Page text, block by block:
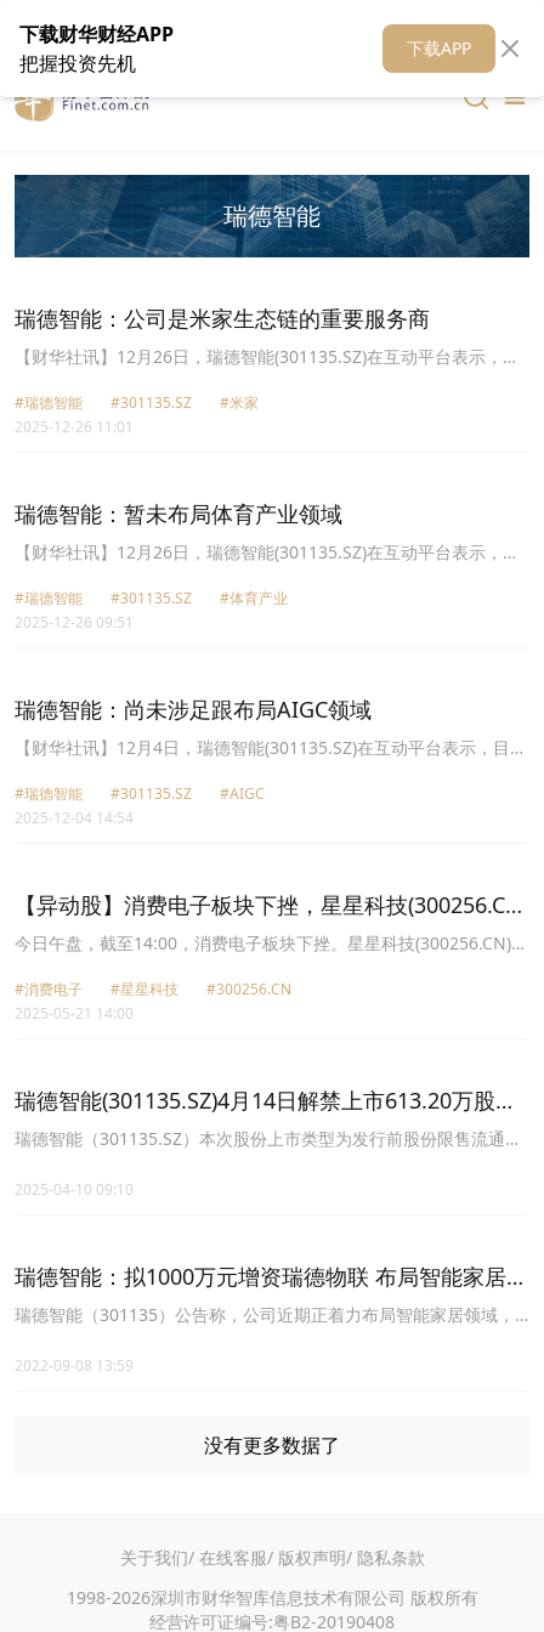
在线客服 关于我们 财华媒体矩阵 财华智库
瑞德智能
瑞德智能：公司是米家生态链的重要服务商
【财华社讯】12月26日，瑞德智能(301135.SZ)在互动平台表示，公
壁机、烤箱、炒菜机、洗碗机、空调等。
#瑞德智能 #301135.SZ
#米家
2025-12-26 11:01
瑞德智能：暂未布局体育产业领域
【财华社讯】12月26日，瑞德智能(301135.SZ)在互动平台表示，公
大做强家电控制器业务，增强和巩固电机电动、汽车电子、数智能源
等新赛道业务，同时积极拓展医疗健康、宠物科技、低空飞行、智能
#瑞德智能 #301135.SZ
#体育产业
2025-12-26 09:51
瑞德智能：尚未涉足跟布局AIGC领域
【财华社讯】12月4日，瑞德智能(301135.SZ)在互动平台表示，目前
的深度融合，未来将密切关注AI技术演进，并依据实际业务需求与发
展阶段，审慎规划合作路径，持续完善产品与服务的智能化水平。
#瑞德智能 #301135.SZ
#AIGC
2025-12-04 14:54
【异动股】消费电子板块下挫，星星科技(300256.CN)
跌8.5%
今日午盘，截至14:00，消费电子板块下挫。星星科技(300256.CN)跌
能(301135.CN)跌4.65%报28.7元，福立旺(688678.CN)跌4.35%报
20.22元，思泉新材(301489.CN)跌4.32%报77.82元，贝仕达克
#消费电子 #星星科技
#300256.CN
2025-05-21 14:00
瑞德智能(301135.SZ)4月14日解禁上市613.20万股，
占已流通A股12.40%
瑞德智能（301135.SZ）本次股份上市类型为发行前股份限售流通，
期为2025年4月14日。
2025-04-10 09:10
瑞德智能：拟1000万元增资瑞德物联 布局智能家居领
域
瑞德智能（301135）公告称，公司近期正着力布局智能家居领域，
动、医疗健康、智能家居、汽车电子、锂电储能五大赛道。基于公司
成后，瑞德智能认缴注册资本将由350万元增加至1,350万元，瑞德物
2022-09-08 13:59
没有更多数据了
关于我们/ 在线客服/ 版权声明/ 隐私条款
1998-2026深圳市财华智库信息技术有限公司 版权所有
经营许可证编号:粤B2-20190408
下载财华财经APP
把握投资先机
下载APP